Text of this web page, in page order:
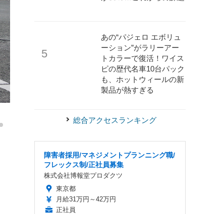
あの“パジェロ エボリュ
ーション”がラリーアー
トカラーで復活！ワイス
ピの歴代名車10台パック
も、ホットウィールの新
製品が熱すぎる
総合アクセスランキング
障害者採用/マネジメントプランニング職/
フレックス制/正社員募集
株式会社博報堂プロダクツ
東京都
月給31万円～42万円
正社員